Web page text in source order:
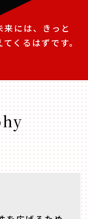
には、 きっと
くるはずです。